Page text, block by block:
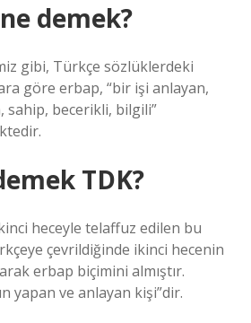
demek?
gibi, Türkçe sözlüklerdeki
göre erbap, “bir işi anlayan,
sahip, becerikli, bilgili”
TDK?
heceyle telaffuz edilen bu
çevrildiğinde ikinci hecenin
erbap biçimini almıştır.
yapan ve anlayan kişi”dir.